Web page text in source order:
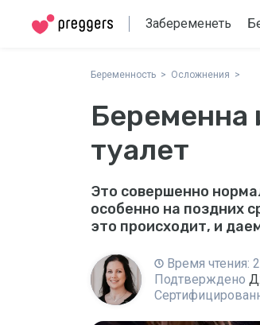
Забеременеть
Беременность Осложнения
Беременна
туалет
Это совершенно
особенно на поздних
это происходит, и
Время чтения:
Подтверждено